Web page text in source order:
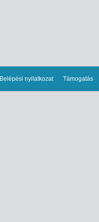
Belépési nyilatkozat Támogatás